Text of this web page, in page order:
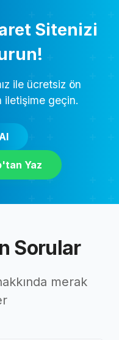
Sitenizi
ile ücretsiz ön
iletişime geçin.
Yaz
Sorular
merak